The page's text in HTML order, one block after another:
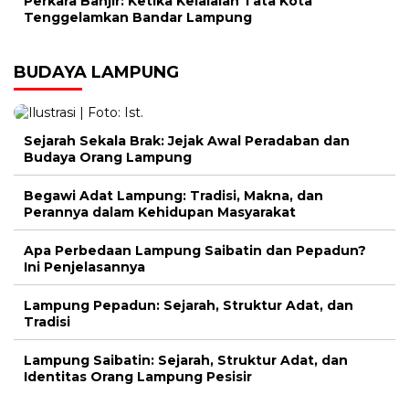
Tenggelamkan Bandar Lampung
BUDAYA LAMPUNG
Sejarah Sekala Brak: Jejak Awal Peradaban dan
Budaya Orang Lampung
Begawi Adat Lampung: Tradisi, Makna, dan
Perannya dalam Kehidupan Masyarakat
Apa Perbedaan Lampung Saibatin dan Pepadun?
Ini Penjelasannya
Lampung Pepadun: Sejarah, Struktur Adat, dan
Tradisi
Lampung Saibatin: Sejarah, Struktur Adat, dan
Identitas Orang Lampung Pesisir